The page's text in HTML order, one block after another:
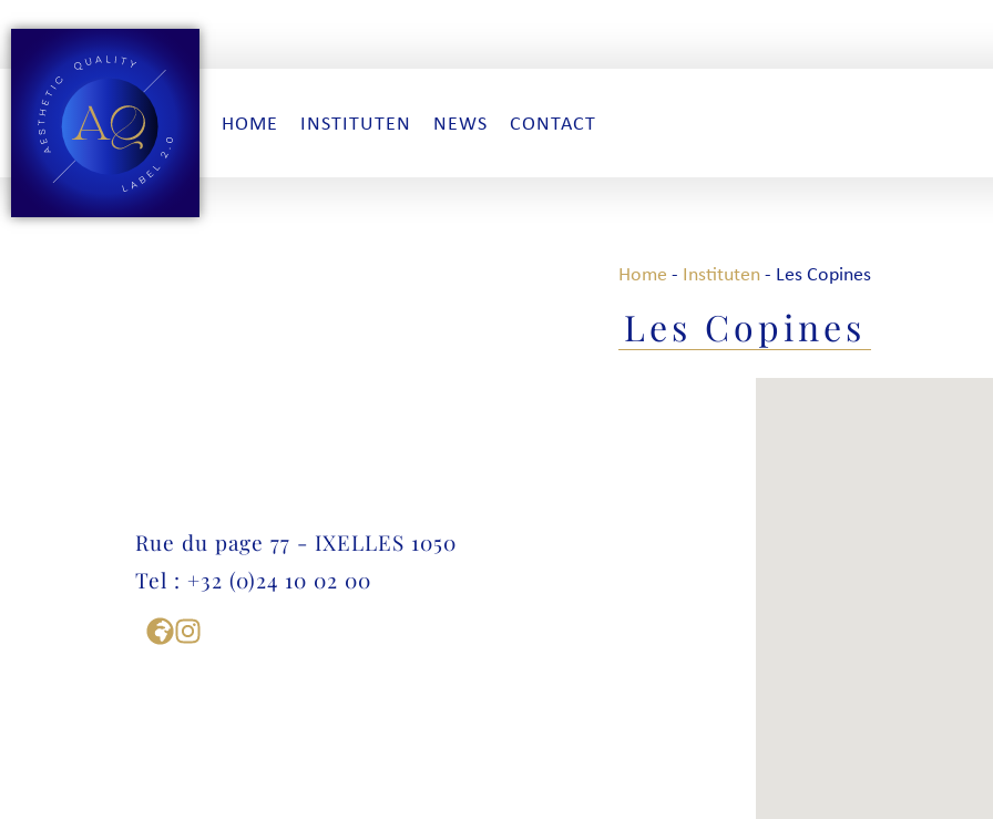
HOME INSTITUTEN NEWS CONTACT
Home - Instituten- Les Copines
Les Copines
Rue du page 77 - IXELLES 1050
Tel : +32 (0)24 10 02 00